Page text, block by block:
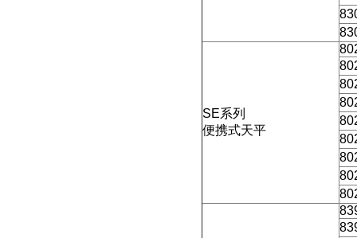
SE系列
便携式天平